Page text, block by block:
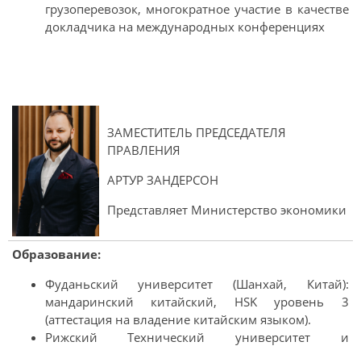
грузоперевозок, многократное участие в качестве
докладчика на международных конференциях
ЗАМЕСТИТЕЛЬ ПРЕДСЕДАТЕЛЯ
ПРАВЛЕНИЯ
АРТУР ЗАНДЕРСОН
Представляет Министерство экономики
Образование:
Фуданьский университет (Шанхай, Китай):
мандаринский китайский, HSK уровень 3
(аттестация на владение китайским языком).
Рижский Технический университет и